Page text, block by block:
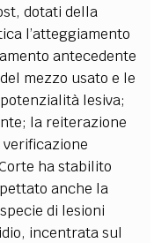
dotati della
l’atteggiamento
antecedente
mezzo usato e le
lesiva;
la reiterazione
ha stabilito
anche la
di lesioni
incentrata sul